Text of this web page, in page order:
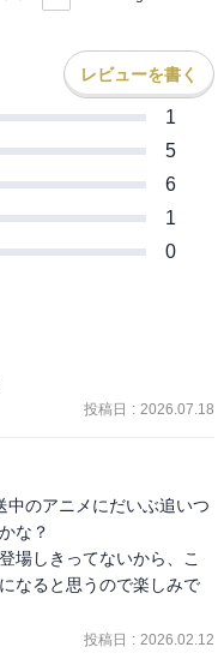
レビューを書く
1
5
6
1
0
れていた描写が入ってき
や、ハンザさんの幼少期
ね、成る程。
りに啜るといい」(中略)
ぁッ！」
投稿日 : 2026.07.18
中のアニメにだいぶ追いつ
な？
場しきってないから、こ
なると思うので楽しみで
投稿日 : 2026.02.12